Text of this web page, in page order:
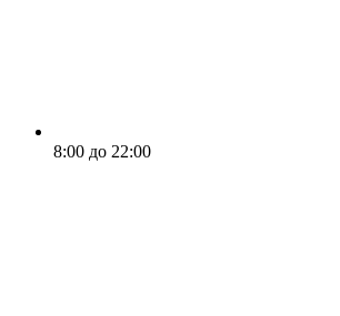
8:00 до 22:00